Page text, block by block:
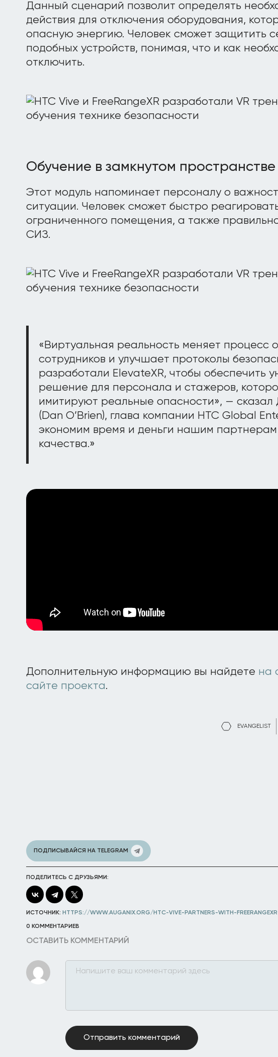
EVANGELIST
Данный сценарий позволит определять
действия для отключения оборудования,
опасную энергию. Человек сможет защитить
подобных устройств, понимая, что и как
отключить.
Обучение в замкнутом пространстве
Этот модуль напоминает персоналу о
ситуации. Человек сможет быстро
ограниченного помещения, а также
СИЗ.
«Виртуальная реальность меняет процесс
сотрудников и улучшает протоколы
разработали ElevateXR, чтобы обеспечить
решение для персонала и стажеров,
имитируют реальные опасности», — сказал
(Dan O’Brien), глава компании HTC Global
экономим время и деньги нашим партнерам
качества.»
Дополнительную информацию вы найдете на
сайте проекта.
ПОДПИСЫВАЙСЯ НА TELEGRAM
ПОДЕЛИТЕСЬ С ДРУЗЬЯМИ:
ИСТОЧНИК: HTTPS://WWW.AUGANIX.ORG/HTC-VIVE-PARTNERS-WITH-
0 КОММЕНТАРИЕВ
ОСТАВИТЬ КОММЕНТАРИЙ